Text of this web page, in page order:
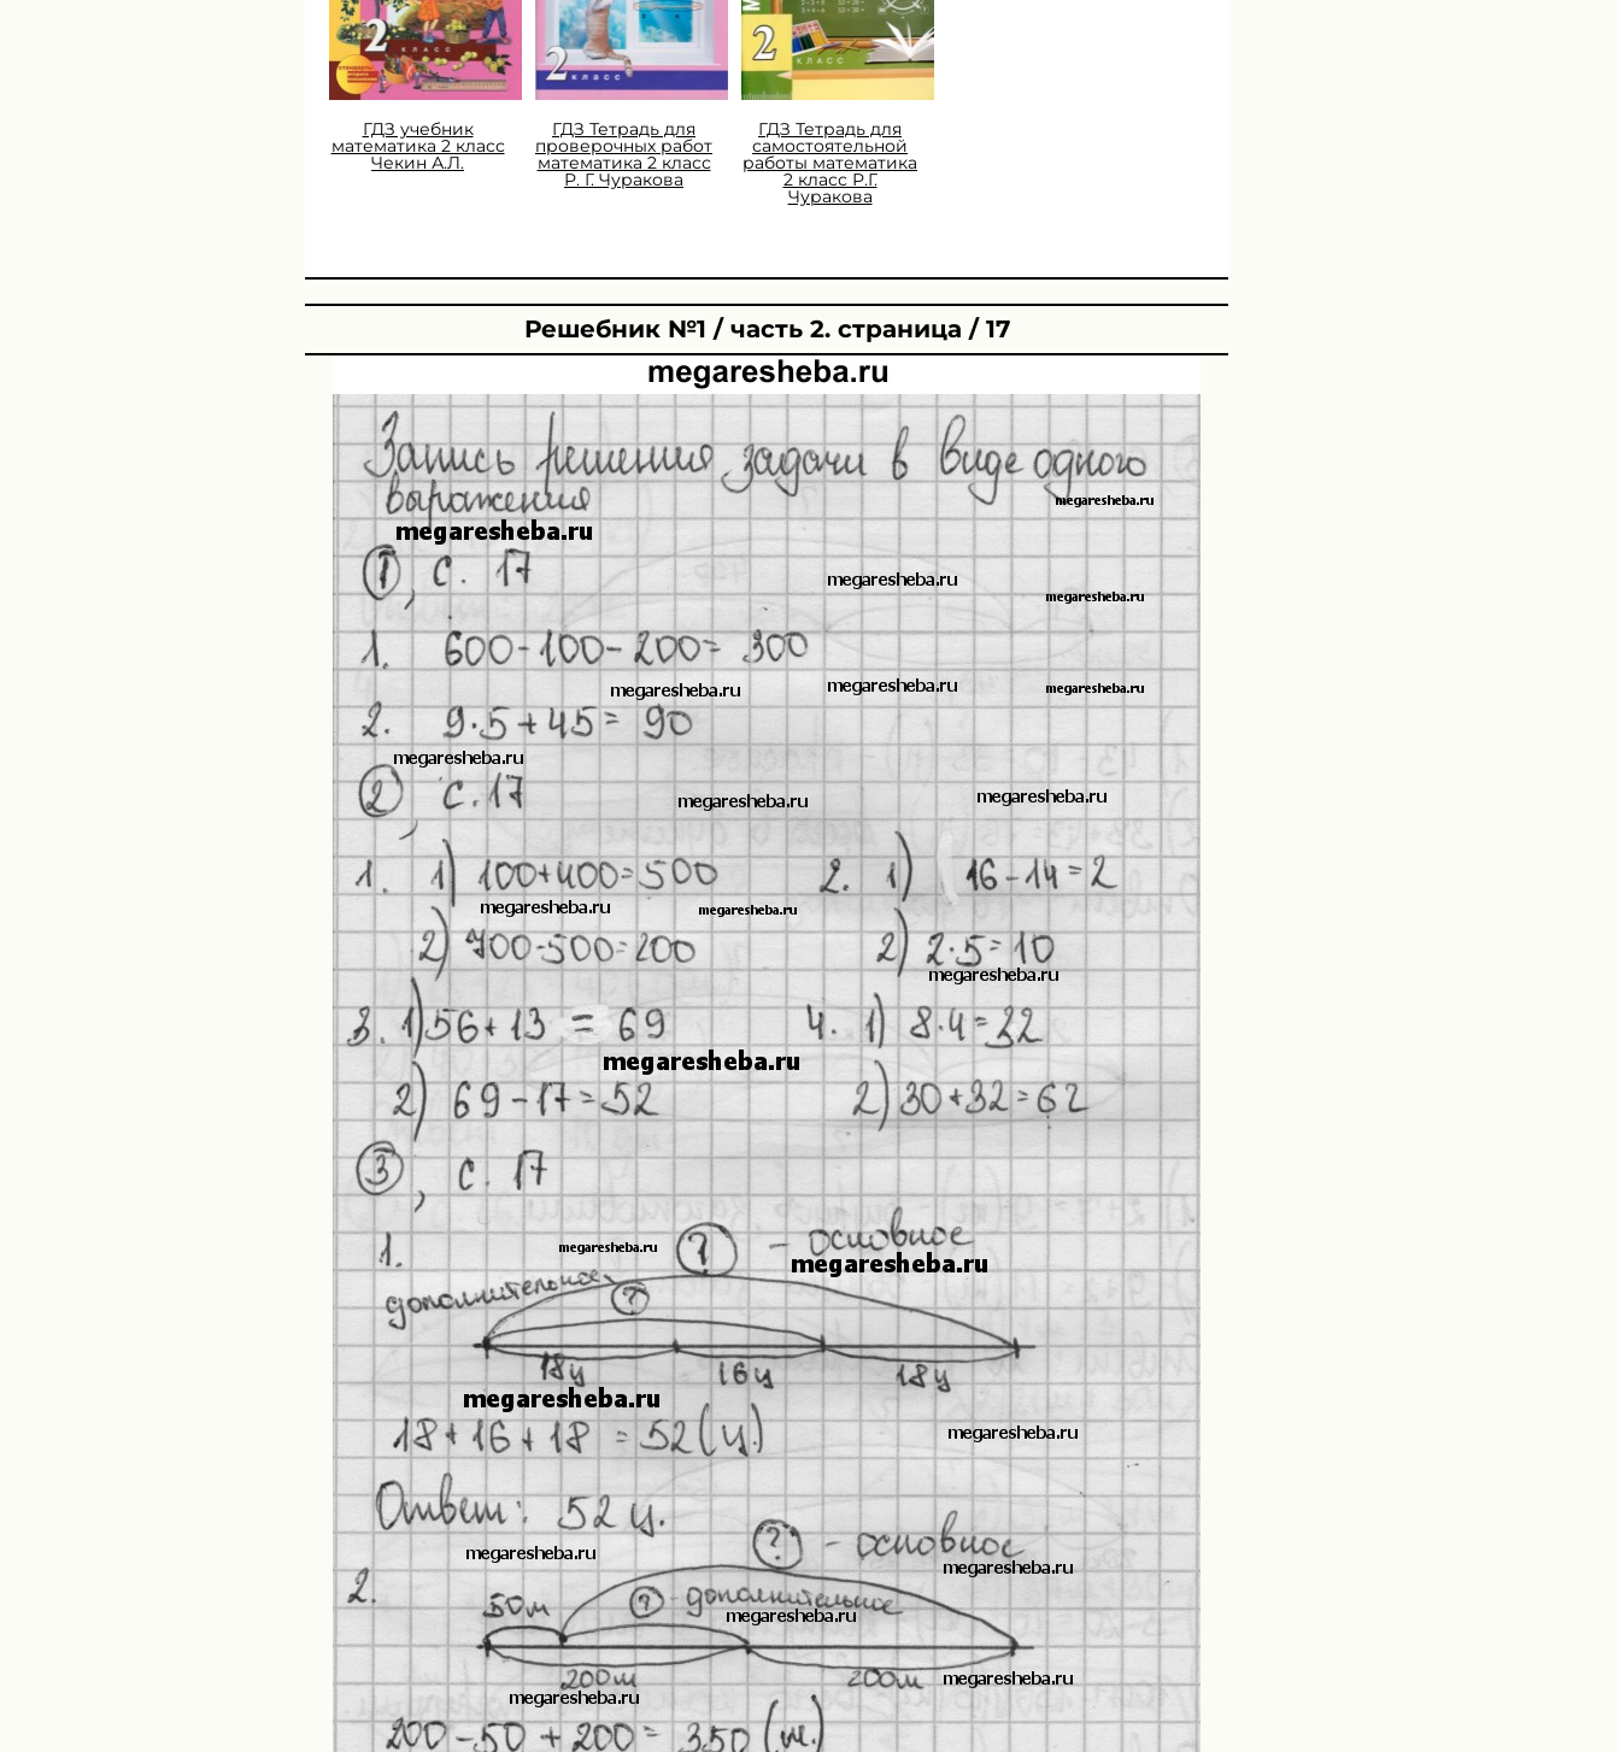
ГДЗ учебник
математика 2 класс
Чекин А.Л.
ГДЗ Тетрадь для
проверочных работ
математика 2 класс
Р. Г. Чуракова
ГДЗ Тетрадь для
самостоятельной
работы математика
2 класс Р.Г.
Чуракова
Решебник №1 / часть 2. страница / 17